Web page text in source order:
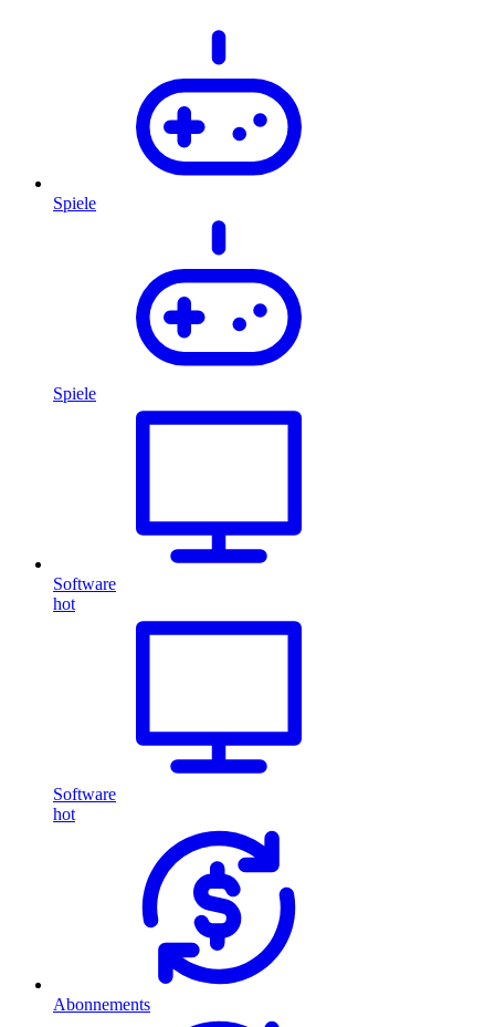
Spiele
Spiele
Software
hot
Software
hot
Abonnements